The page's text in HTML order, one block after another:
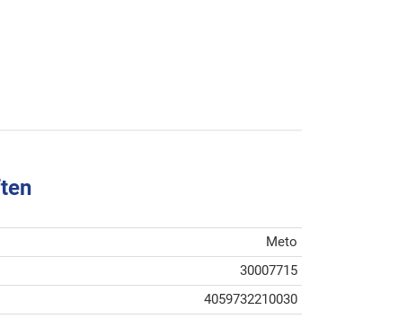
Meto
30007715
4059732210030